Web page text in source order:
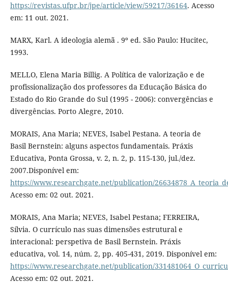
https://revistas.ufpr.br/jpe/article/view/59217/36164. Acesso
em: 11 out. 2021.
MARX, Karl. A ideologia alemã . 9º ed. São Paulo: Hucitec,
1993.
MELLO, Elena Maria Billig. A Política de valorização e de
profissionalização dos professores da Educação Básica do
Estado do Rio Grande do Sul (1995 - 2006): convergências e
divergências. Porto Alegre, 2010.
MORAIS, Ana Maria; NEVES, Isabel Pestana. A teoria de
Basil Bernstein: alguns aspectos fundamentais. Práxis
Educativa, Ponta Grossa, v. 2, n. 2, p. 115-130, jul./dez.
2007.Disponível em:
https://www.researchgate.net/publication/
Acesso em: 02 out. 2021.
MORAIS, Ana Maria; NEVES, Isabel Pestana; FERREIRA,
Sílvia. O currículo nas suas dimensões estrutural e
interacional: perspetiva de Basil Bernstein. Práxis
educativa, vol. 14, núm. 2, pp. 405-431, 2019. Disponível em:
https://www.researchgate.net/publication/
Acesso em: 02 out. 2021.